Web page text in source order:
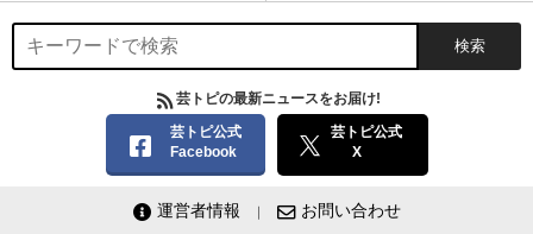
芸トピの最新ニュースをお届け!
芸トピ公式
Facebook
芸トピ公式
X
運営者情報 お問い合わせ